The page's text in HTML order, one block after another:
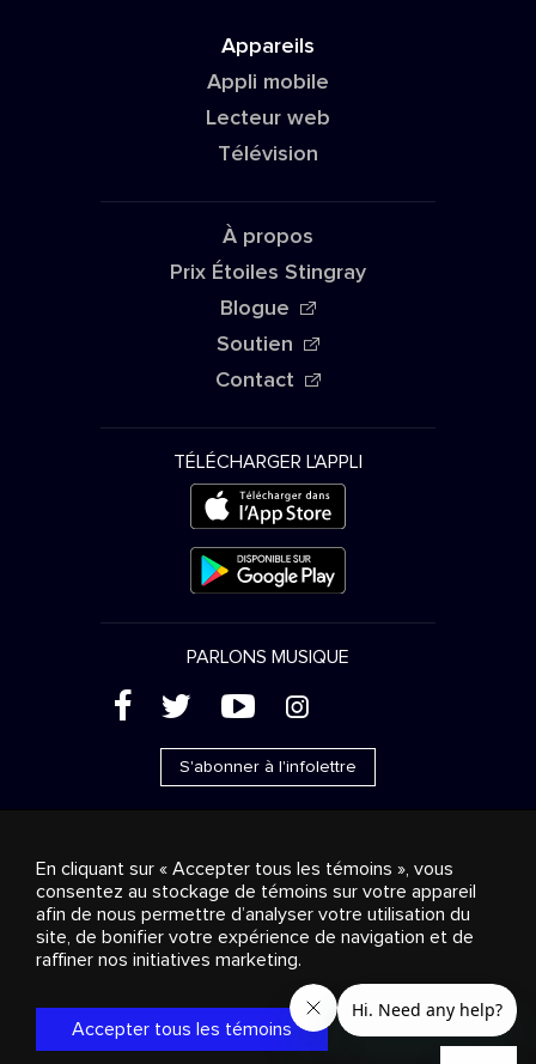
Appareils
Appli mobile
Lecteur web
Télévision
À propos
Prix Étoiles Stingray
Blogue
Soutien
Contact
TÉLÉCHARGER L'APPLI
PARLONS MUSIQUE
( ' + &
S'abonner à l'infolettre
Ventes publicitaires
Diffusion & distribution
Consommateurs
Solutions d’affaires Radio
propos
Cookies settings
© 2018-2025 Groupe Stingray Inc. Tous droits réservés.
, VOS AMBIANCES MUSICALES
et les autres
marques et logos reliés sont des marques de commerce du
Groupe Stingray au Canada, aux États-Unis et dans les autres
En cliquant sur « Accepter tous les témoins », vous
consentez au stockage de témoins sur votre appareil
afin de nous permettre d’analyser votre utilisation du
site, de bonifier votre expérience de navigation et de
raffiner nos initiatives marketing.
Accepter tous les témoins